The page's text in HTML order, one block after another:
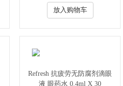
异物感等症状）
放入购物车
Refresh 抗疲劳无防腐剂滴眼
液 眼药水 0.4ml X 30